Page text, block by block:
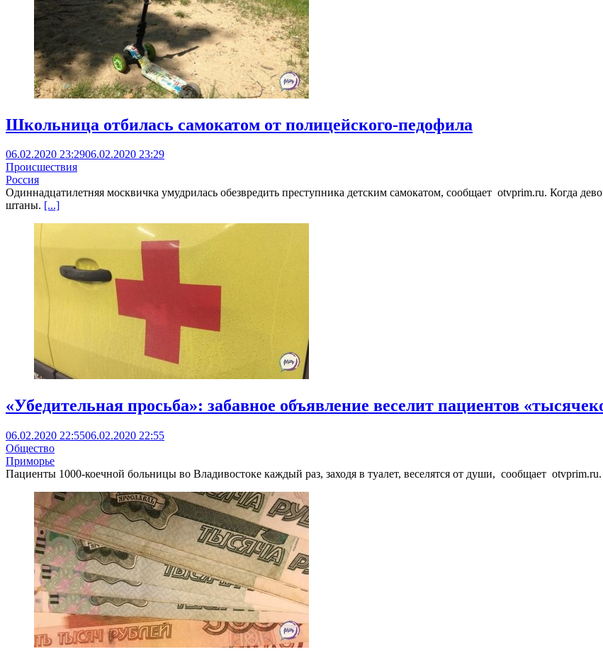
Школьница отбилась самокатом от полицейского-педофила
06.02.2020 23:2906.02.2020 23:29
Происшествия
Россия
Одиннадцатилетняя москвичка умудрилась обезвредить преступника детским самокатом, сообщает otvprim.ru. Когда
штаны. [...]
«Убедительная просьба»: забавное объявление веселит пациентов
06.02.2020 22:5506.02.2020 22:55
Общество
Приморье
Пациенты 1000-коечной больницы во Владивостоке каждый раз, заходя в туалет, веселятся от души, сообщает